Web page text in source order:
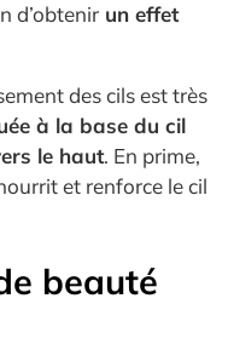
d’obtenir un effet
des cils est très
à la base du cil
le haut. En prime,
et renforce le cil
beauté